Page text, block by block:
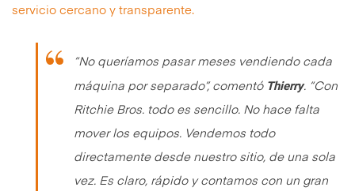
servicio cercano y transparente.
“No queríamos pasar meses vendiendo cada
máquina por separado”, comentó Thierry. “Con
Ritchie Bros. todo es sencillo. No hace falta
mover los equipos. Vendemos todo
directamente desde nuestro sitio, de una sola
vez. Es claro, rápido y contamos con un gran